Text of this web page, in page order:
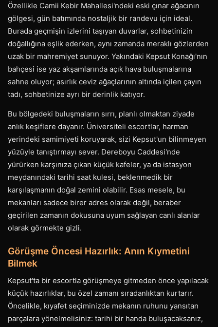
Özellikle Camii Kebir Mahallesi'ndeki eski çınar ağacının
gölgesi, gün batımında nostaljik bir randevu için ideal.
Burada geçmişin izlerini taşıyan duvarlar, sohbetinizin
doğallığına eşlik ederken, aynı zamanda meraklı gözlerden
uzak bir mahremiyet sunuyor. Yakındaki Kepsut Konağı'nın
bahçesi ise yaz akşamlarında açık hava buluşmalarına
sahne oluyor; asırlık ceviz ağaçlarının altında içilen çayın
tadı, sohbetinize ayrı bir derinlik katıyor.
Bu bölgedeki buluşmaların sırrı, planlı olmaktan ziyade
anlık keşiflere dayanır. Üniversiteli escortlar, harman
yerindeki samimiyeti koruyarak, sizi Kepsut'un bilinmeyen
yüzüyle tanıştırmayı sever. Dereboyu Caddesi'nde
yürürken karşınıza çıkan küçük kafeler, ya da istasyon
meydanındaki tarihi saat kulesi, beklenmedik bir
karşılaşmanın doğal zemini olabilir. Esas mesele, bu
mekanları sadece birer adres olarak değil, beraber
geçirilen zamanın dokusuna uyum sağlayan canlı alanlar
olarak görmekte gizli.
Görüşme Öncesi Hazırlık: Anın Kıymetini
Bilmek
Kepsut'ta bir escortla görüşmeye gitmeden önce yapılacak
küçük hazırlıklar, bu özel zamanı sıradanlıktan kurtarır.
Öncelikle, kıyafet seçiminizde mekanın ruhunu yansıtan
parçalara yönelmelisiniz: tarihi bir handa buluşacaksanız,